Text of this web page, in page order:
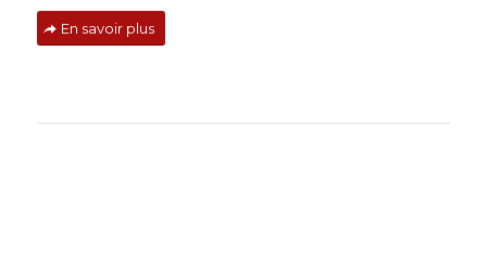
En savoir plus